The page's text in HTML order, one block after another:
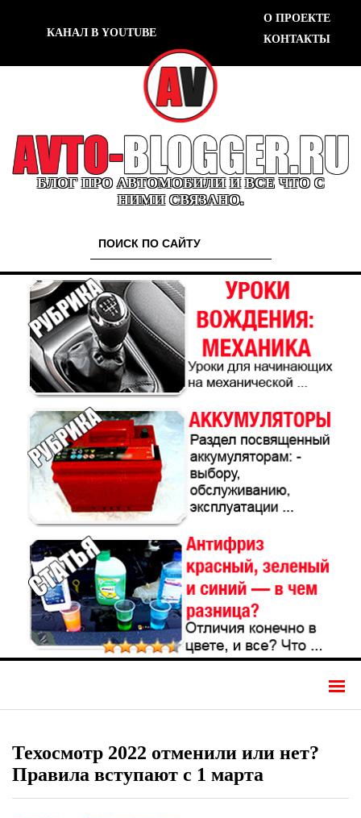
КАНАЛ В YOUTUBE
О ПРОЕКТЕ
КОНТАКТЫ
БЛОГ ПРО АВТОМОБИЛИ И ВСЕ ЧТО С
НИМИ СВЯЗАНО.
Техосмотр 2022 отменили или нет?
Правила вступают с 1 марта